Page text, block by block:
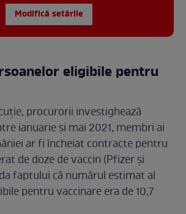
Modifică setările
eligibile pentru
procurorii investighează
ianuarie și mai 2021, membri ai
ar fi încheiat contracte pentru
de doze de vaccin (Pfizer și
faptului că numărul estimat al
pentru vaccinare era de 10,7